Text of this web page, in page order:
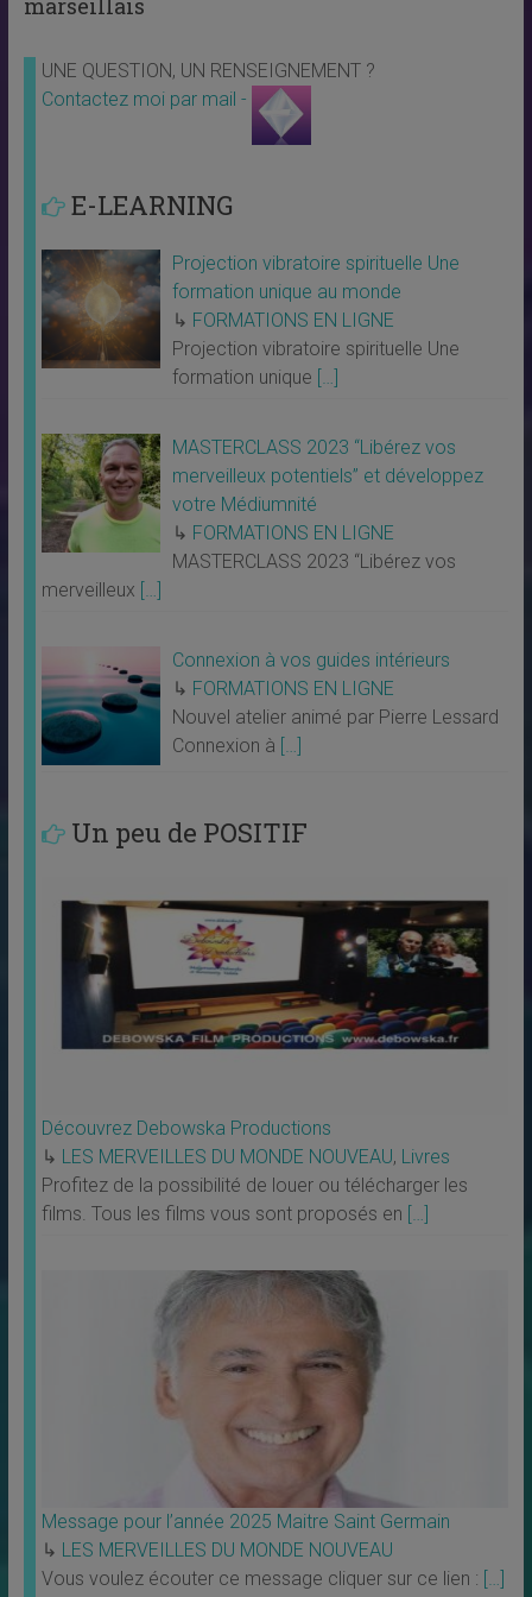
UNE QUESTION, UN RENSEIGNEMENT ?
Contactez moi par mail -
E-LEARNING
Projection vibratoire spirituelle Une
formation unique au monde
↳ FORMATIONS EN LIGNE
Projection vibratoire spirituelle Une
formation unique […]
MASTERCLASS 2023 “Libérez vos
merveilleux potentiels” et développez
votre Médiumnité
↳ FORMATIONS EN LIGNE
MASTERCLASS 2023 “Libérez vos
merveilleux […]
Connexion à vos guides intérieurs
↳ FORMATIONS EN LIGNE
Nouvel atelier animé par Pierre Lessard
Connexion à […]
Un peu de POSITIF
Découvrez Debowska Productions
↳ LES MERVEILLES DU MONDE NOUVEAU, Livres
Profitez de la possibilité de louer ou télécharger les
films. Tous les films vous sont proposés en […]
Message pour l’année 2025 Maitre Saint Germain
↳ LES MERVEILLES DU MONDE NOUVEAU
Vous voulez écouter ce message cliquer sur ce lien : […]